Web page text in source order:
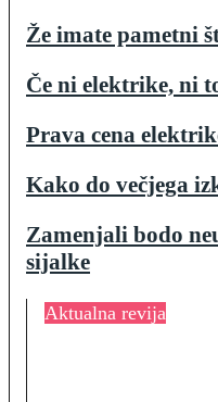
Že imate pametni
Če ni elektrike, ni
Prava cena
Kako do večjega
Zamenjali bodo
sijalke
Aktualna revija